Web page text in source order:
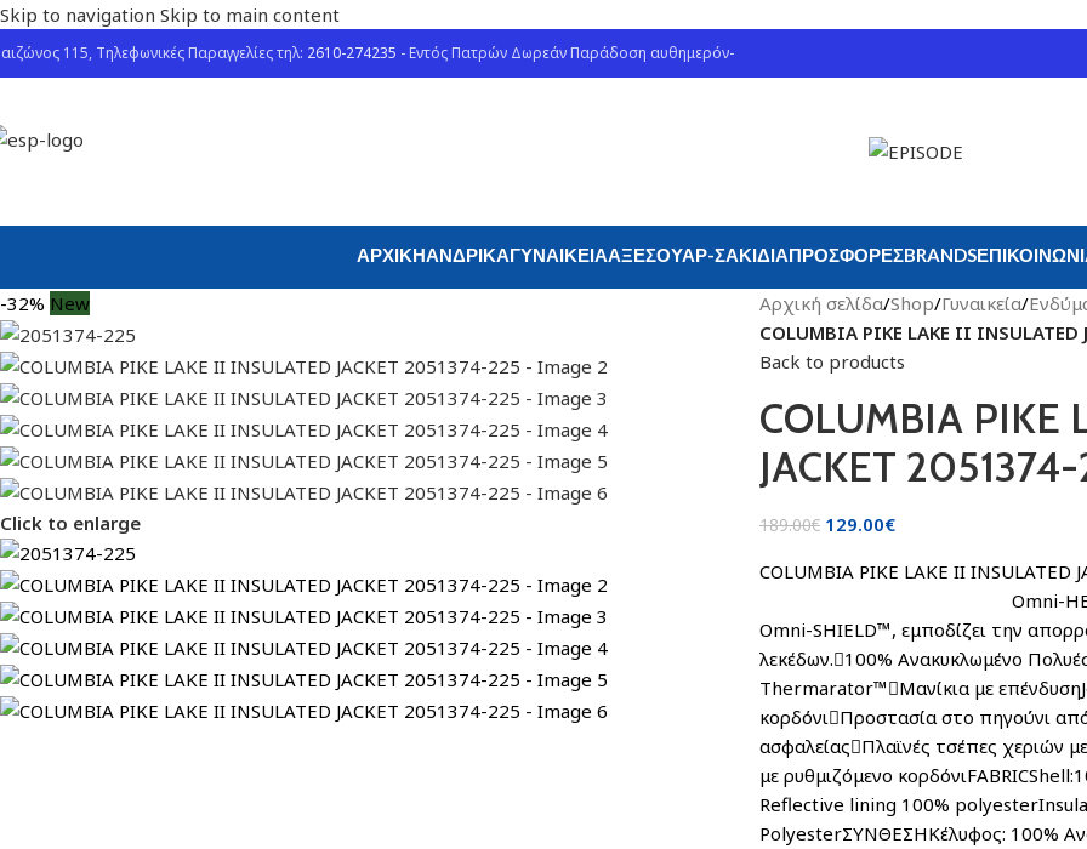
Skip to navigation Skip to main content
115, Τηλεφωνικές Παραγγελίες τηλ: 2610-274235 - Εντός Πατρών Δωρεάν Παράδοση αυθημερόν-
ΑΡΧΙΚΉΑΝΔΡΙΚΆΓΥΝΑΙΚΕΊΑΑΞΕΣΟΥΆΡ-ΣΑΚΊΔΙΑΠΡΟΣΦΟΡΈΣBRANDS
-32% New
Click to enlarge
Αρχική σελίδα/Shop/Γυναικεία/
COLUMBIA PIKE LAKE II INSULATED
Back to products
COLUMBIA PIKE
JACKET
189.00€ 129.00€
COLUMBIA PIKE LAKE II
Omni-HEAT™ θερμική
Omni-SHIELD™, εμποδίζει την
λεκέδων.100% Ανακυκλωμένο
Thermarator™Μανίκια με
κορδόνιΠροστασία στο πηγούνι
ασφαλείαςΠλαϊνές τσέπες χεριών
με ρυθμιζόμενο
Reflective lining 100%
PolyesterΣΥΝΘΕΣΗΚέλυφος: 100%